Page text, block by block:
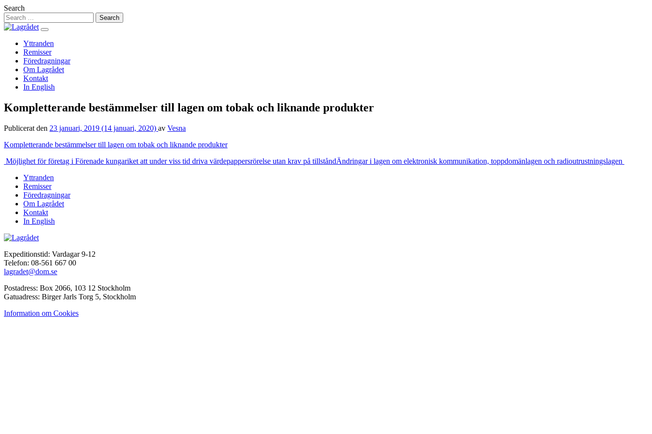
Hoppa
till
innehåll
Search
Yttranden
Remisser
Föredragningar
Om Lagrådet
Kontakt
In English
Kompletterande bestämmelser till lagen om tobak och liknande produkter
Publicerat den 23 januari, 2019 (14 januari, 2020) av Vesna
Kompletterande bestämmelser till lagen om tobak och liknande produkter
Inläggsnavigering
Möjlighet för företag i Förenade kungariket att under viss tid driva värdepappersrörelse utan krav på tillståndÄndringar i lagen om elektronisk kommunikation, toppdomänlagen och radioutrustningslagen
Yttranden
Remisser
Föredragningar
Om Lagrådet
Kontakt
In English
Expeditionstid: Vardagar 9-12
Telefon: 08-561 667 00
lagradet@dom.se
Postadress: Box 2066, 103 12 Stockholm
Gatuadress: Birger Jarls Torg 5, Stockholm
Information om Cookies